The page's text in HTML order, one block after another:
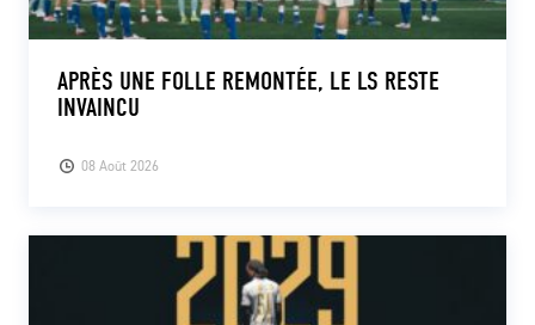
08 Août 2026
APRÈS UNE FOLLE REMONTÉE, LE LS RESTE
INVAINCU